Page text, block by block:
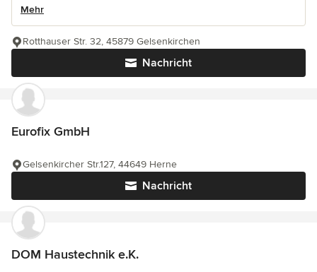
Mehr
Nachricht
Rotthauser Str. 32, 45879 Gelsenkirchen
Eurofix GmbH
Nachricht
Gelsenkircher Str.127, 44649 Herne
DOM Haustechnik e.K.